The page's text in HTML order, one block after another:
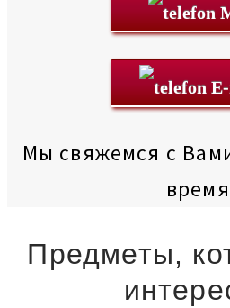
Мы свяжемся с
Предметы,